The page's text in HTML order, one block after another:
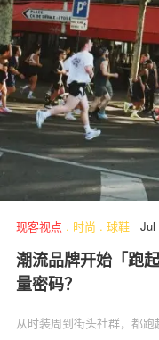
现客视点 . 时尚 . 球鞋 - Jul
潮流品牌开始「跑
量密码？
从时装周到街头社群，都跑